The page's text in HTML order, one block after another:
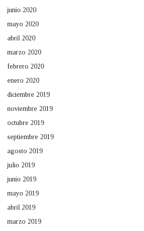
junio 2020
mayo 2020
abril 2020
marzo 2020
febrero 2020
enero 2020
diciembre 2019
noviembre 2019
octubre 2019
septiembre 2019
agosto 2019
julio 2019
junio 2019
mayo 2019
abril 2019
marzo 2019